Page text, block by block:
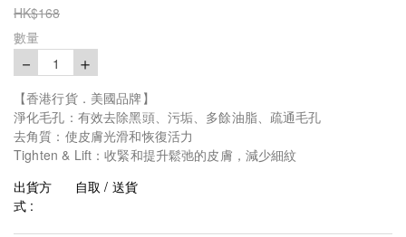
HK$168
數量
－ 1 ＋
【香港行貨．美國品牌】
淨化毛孔：有效去除黑頭、污垢、多餘油脂、疏通毛孔
去角質：使皮膚光滑和恢復活力
Tighten & Lift：收緊和提升鬆弛的皮膚，減少細紋
出貨方
式 :
自取 / 送貨